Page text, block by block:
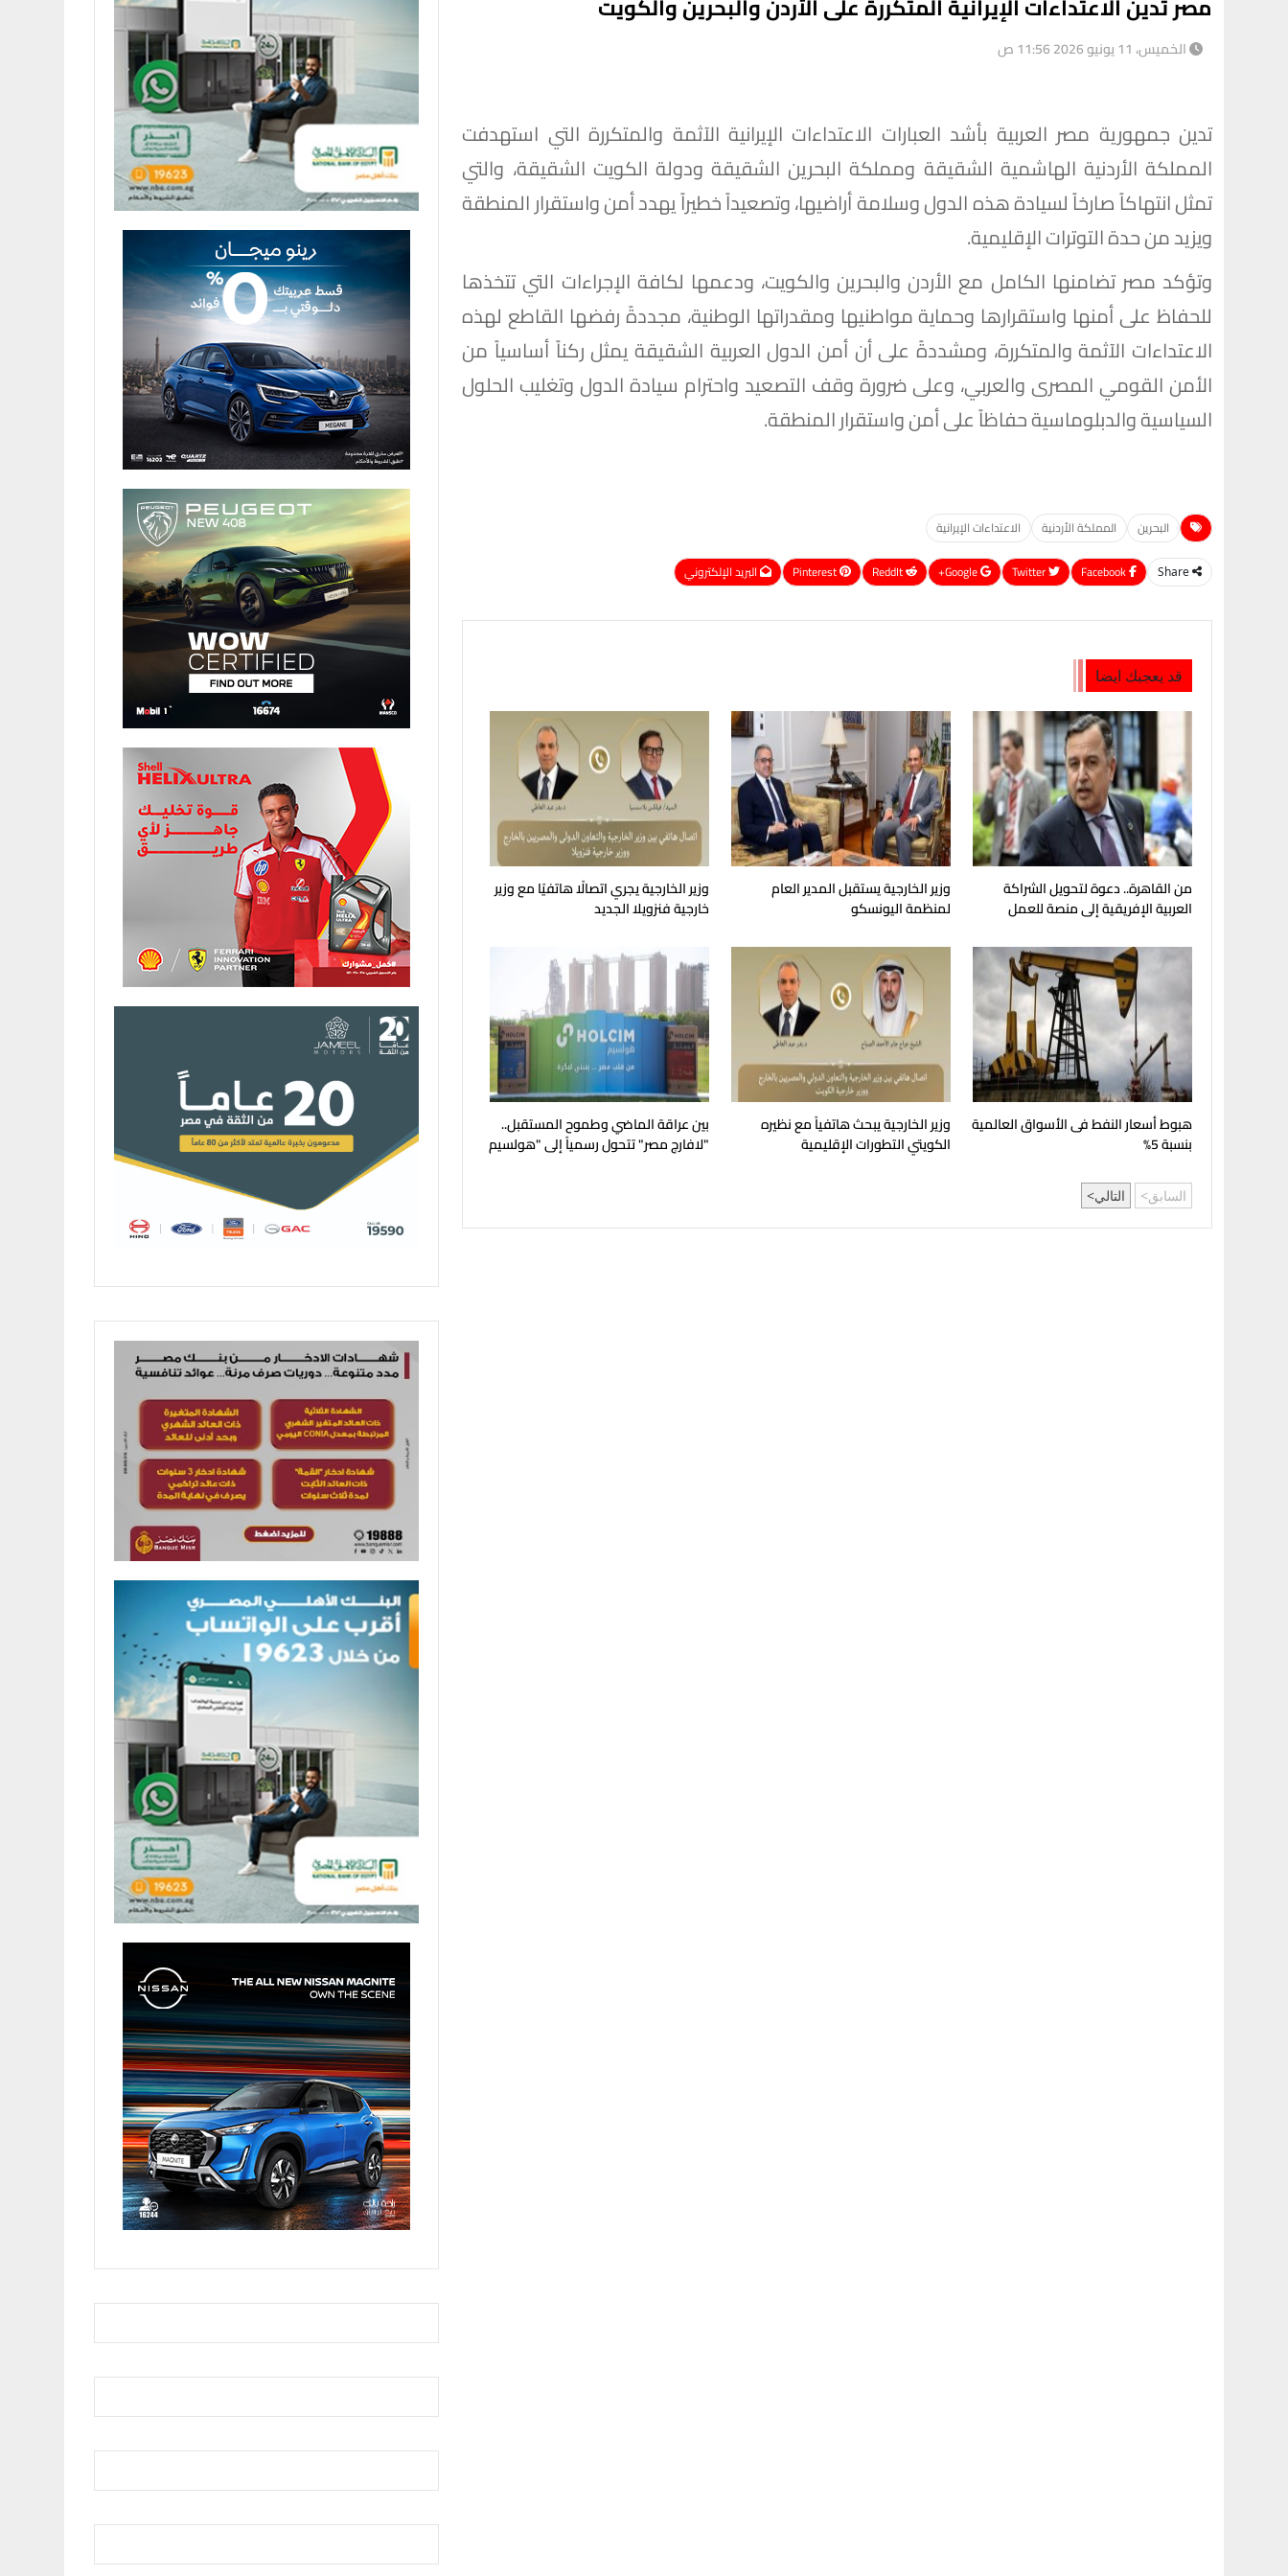
الخميس، 11 يونيو 2026 11:56 ص
تدين جمهورية مصر العربية بأشد العبارات الاعتداءات الإيرانية الآثمة والمتكررة التي استهدفت
المملكة الأردنية الهاشمية الشقيقة ومملكة البحرين الشقيقة ودولة الكويت الشقيقة، والتي
تمثل انتهاكاً صارخاً لسيادة هذه الدول وسلامة أراضيها، وتصعيداً خطيراً يهدد أمن واستقرار المنطقة
ويزيد من حدة التوترات الإقليمية.
وتؤكد مصر تضامنها الكامل مع الأردن والبحرين والكويت، ودعمها لكافة الإجراءات التي تتخذها
للحفاظ على أمنها واستقرارها وحماية مواطنيها ومقدراتها الوطنية، مجددةً رفضها القاطع لهذه
الاعتداءات الآثمة والمتكررة، ومشددةً على أن أمن الدول العربية الشقيقة يمثل ركناً أساسياً من
الأمن القومي المصرى والعربي، وعلى ضرورة وقف التصعيد واحترام سيادة الدول وتغليب الحلول
السياسية والدبلوماسية حفاظاً على أمن واستقرار المنطقة.
البحرين المملكة الأردنية الاعتداءات الإيرانية
Share
Google+
ReddIt
Pinterest البريد الإلكتروني
قد يعجبك ايضا
من القاهرة.. دعوة لتحويل الشراكة
العربية الإفريقية إلى منصة للعمل
وزير الخارجية يستقبل المدير العام
لمنظمة اليونسكو
وزير الخارجية يجري اتصالًا هاتفيًا مع وزير
خارجية فنزويلا الجديد
هبوط أسعار النفط فى الأسواق العالمية
بنسبة 5%
وزير الخارجية يبحث هاتفياً مع نظيره
الكويتي التطورات الإقليمية
بين عراقة الماضي وطموح المستقبل..
"لافارچ مصر" تتحول رسمياً إلى "هولسيم
السابق التالي